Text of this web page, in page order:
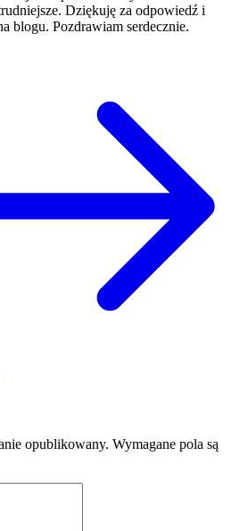
Dziękuję za odpowiedź i
blogu. Pozdrawiam serdecznie.
opublikowany. Wymagane pola są